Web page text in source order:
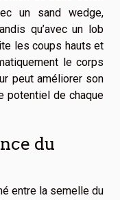
un sand wedge,
qu’avec un lob
les coups hauts et
le corps
peut améliorer son
potentiel de chaque
du
entre la semelle du